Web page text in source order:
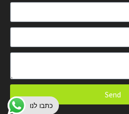
Send
כתבו לנו